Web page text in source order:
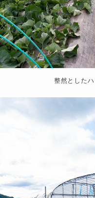
整然とした